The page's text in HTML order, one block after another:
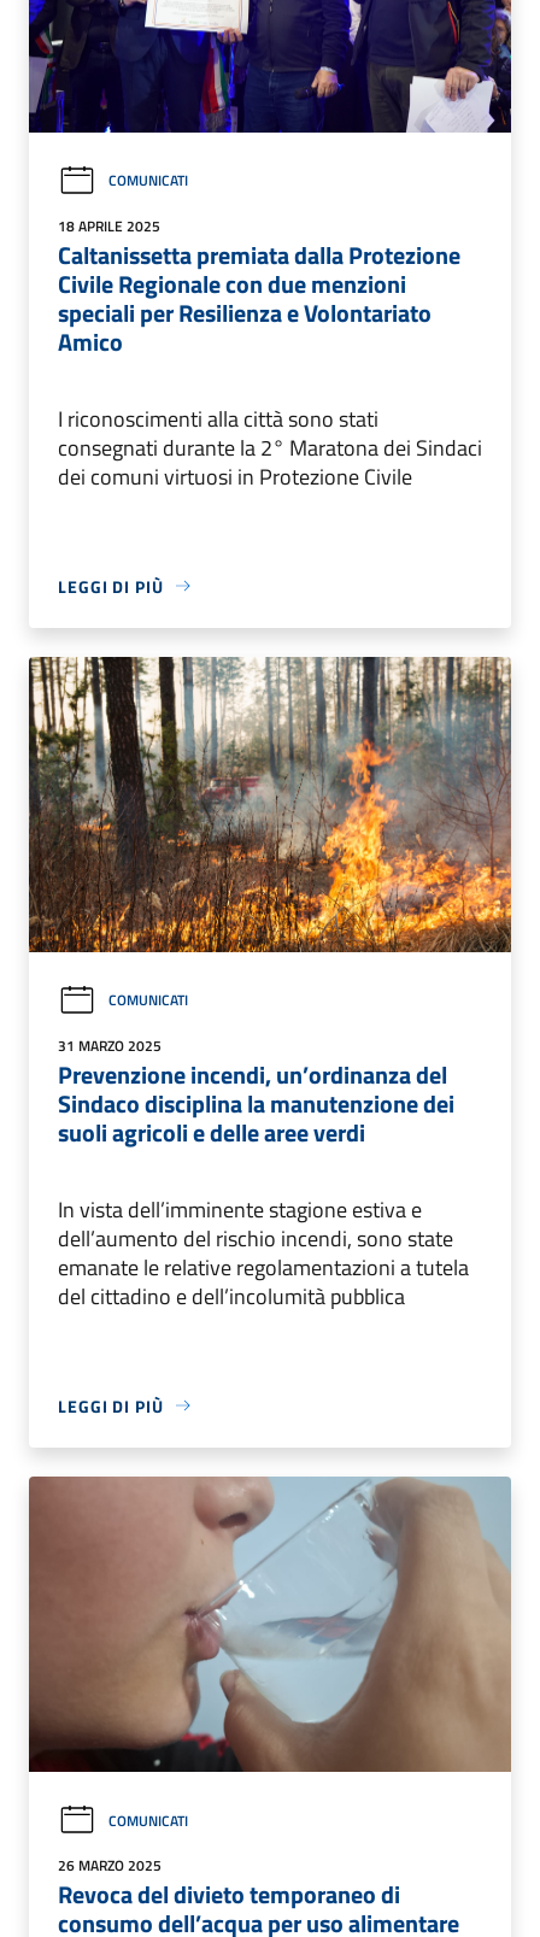
COMUNICATI
18 APRILE 2025
Caltanissetta premiata dalla Protezione
Civile Regionale con due menzioni
speciali per Resilienza e Volontariato
Amico
I riconoscimenti alla città sono stati
consegnati durante la 2° Maratona dei Sindaci
dei comuni virtuosi in Protezione Civile
LEGGI DI PIÙ
COMUNICATI
31 MARZO 2025
Prevenzione incendi, un’ordinanza del
Sindaco disciplina la manutenzione dei
suoli agricoli e delle aree verdi
In vista dell’imminente stagione estiva e
dell’aumento del rischio incendi, sono state
emanate le relative regolamentazioni a tutela
del cittadino e dell’incolumità pubblica
LEGGI DI PIÙ
COMUNICATI
26 MARZO 2025
Revoca del divieto temporaneo di
consumo dell’acqua per uso alimentare